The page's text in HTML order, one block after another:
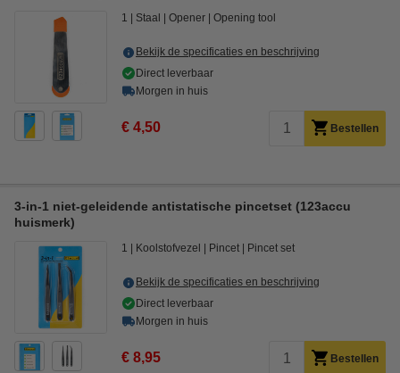
1 Staal Opener Opening tool
Bekijk de specificaties en beschrijving
Direct leverbaar
Morgen in huis
€ 4,50 Bestellen
3-in-1 niet-geleidende antistatische pincetset (123accu
huismerk)
1 Koolstofvezel Pincet Pincet set
Bekijk de specificaties en beschrijving
Direct leverbaar
Morgen in huis
€ 8,95 Bestellen